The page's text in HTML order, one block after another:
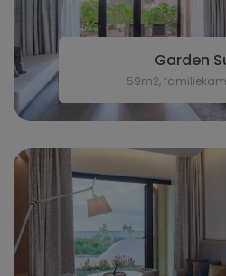
Garden
59m2,